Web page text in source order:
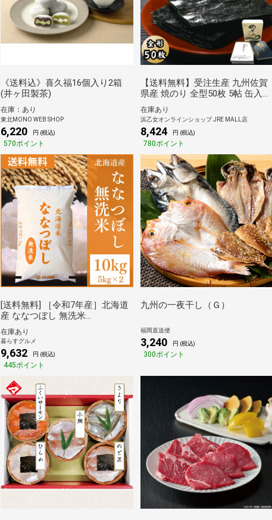
《送料込》喜久福16個入り2箱
(井ヶ田製茶)
在庫：あり
東北MONO WEB SHOP
6,220 円 (税込)
570ポイント
【送料無料】受注生産 九州佐賀
県産 焼のり 全型50枚 5帖 缶入
有明海産 焼き海苔 詰め合わせ 浜
乙女 ギフト 贈答品 (2026/5/1よ
り価格改定)
在庫あり
浜乙女オンラインショップ JRE MALL店
8,424 円 (税込)
780ポイント
[送料無料] ［令和7年産］北海道
産 ななつぼし 無洗米
10kg［5kg×2］ 30kgまで1配送で
お届け［他商品と同梱不可］【6
営業日以内に出荷】 倉庫C 【防
災】
在庫あり
暮らすグルメ
9,632 円 (税込)
445ポイント
九州の一夜干し（Ｇ）
福岡直送便
3,240 円 (税込)
300ポイント